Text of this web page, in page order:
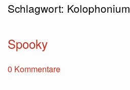
Schlagwort: Kolophonium
Spooky
0 Kommentare